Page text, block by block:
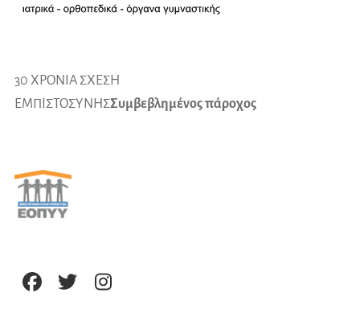
30 ΧΡΟΝΙΑ ΣΧΕΣΗ
ΕΜΠΙΣΤΟΣΥΝΗΣΣυμβεβλημένος πάροχος